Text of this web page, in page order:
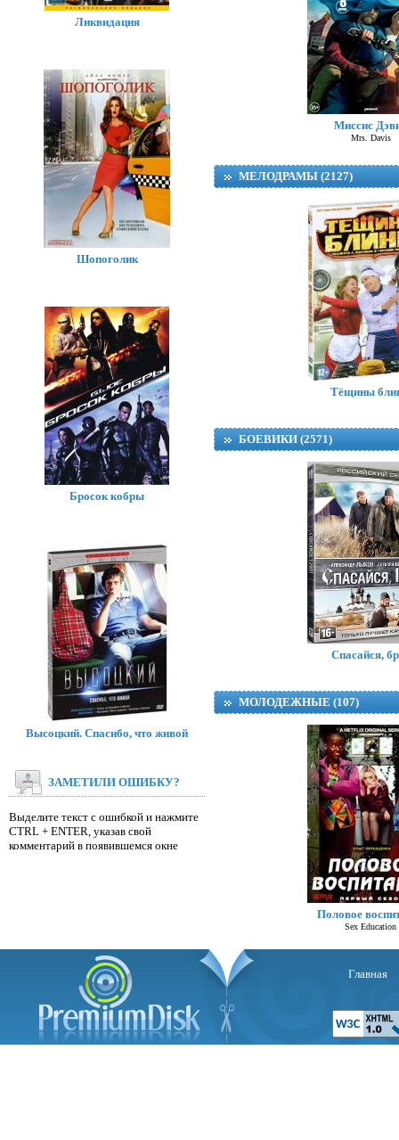
Миссис
Mrs. Davis
МЕЛОДРАМЫ (2127)
Тёщины
БОЕВИКИ (2571)
Спасайся,
МОЛОДЕЖНЫЕ (107)
Половое
Sex Education
Ликвидация
Шопоголик
Бросок кобры
Высоцкий. Спасибо, что живой
ЗАМЕТИЛИ ОШИБКУ?
Выделите текст с ошибкой и нажмите
CTRL + ENTER, указав свой
комментарий в появившемся окне
Главная